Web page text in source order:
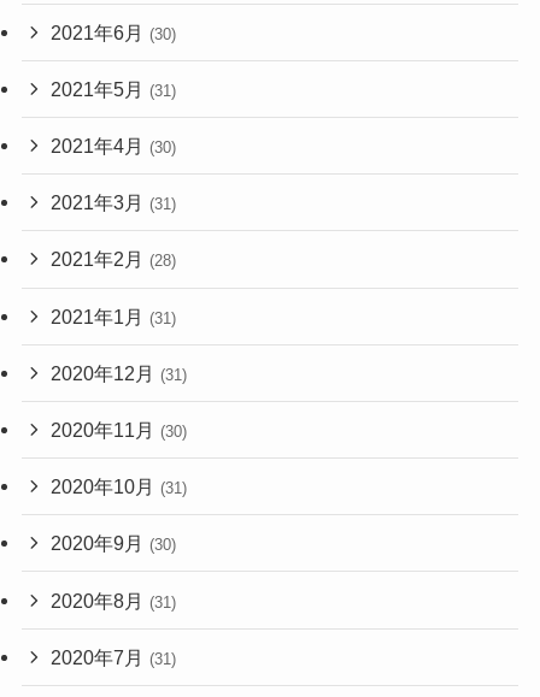
2021年6月 (30)
2021年5月 (31)
2021年4月 (30)
2021年3月 (31)
2021年2月 (28)
2021年1月 (31)
2020年12月 (31)
2020年11月 (30)
2020年10月 (31)
2020年9月 (30)
2020年8月 (31)
2020年7月 (31)